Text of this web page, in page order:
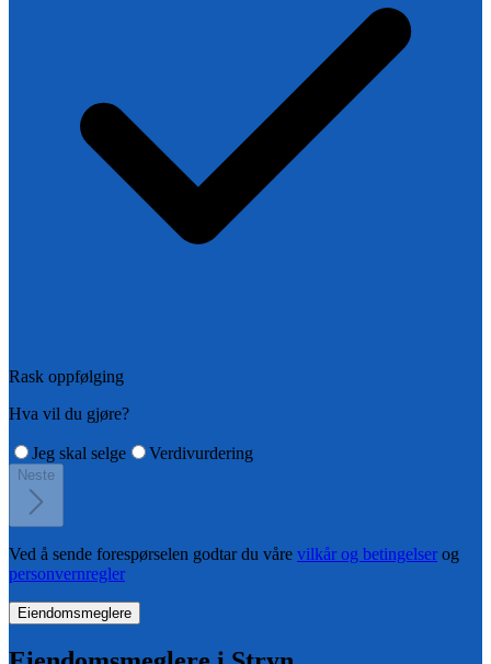
Rask oppfølging
Hva vil du gjøre?
Jeg skal selge Verdivurdering
Neste
Ved å sende forespørselen godtar du våre vilkår og betingelser og
personvernregler
Eiendomsmeglere